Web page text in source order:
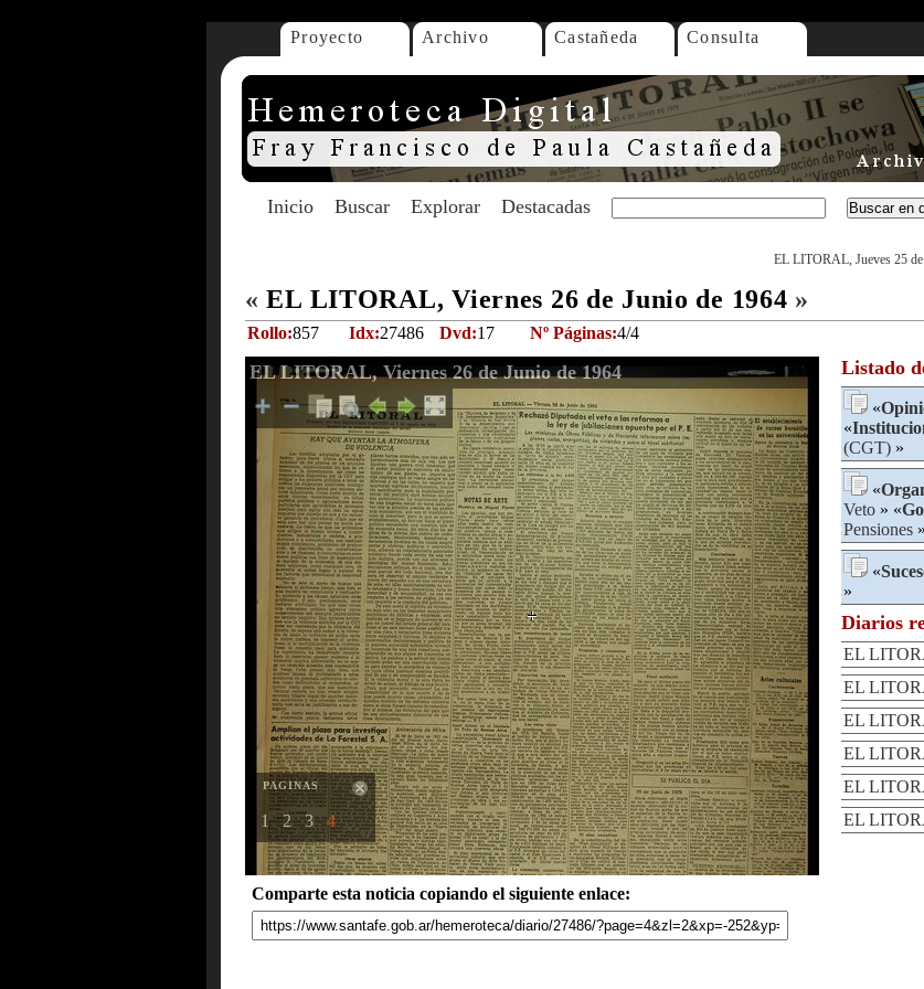
Proyecto Archivo Castañeda Consulta
Inicio Buscar Explorar Destacadas
EL LITORAL, Jueves 25
« EL LITORAL, Viernes 26 de Junio de 1964 »
Rollo:857 Idx:27486 Dvd:17 Nº Páginas:4/4
EL LITORAL, Viernes 26 de Junio de 1964
PAGINAS
1 2 3 4
Comparte esta noticia copiando el siguiente enlace:
Listado
«
«
(CGT) »
«
Veto » «
Pensiones »
«
»
Diarios
EL
EL
EL
EL
EL
EL